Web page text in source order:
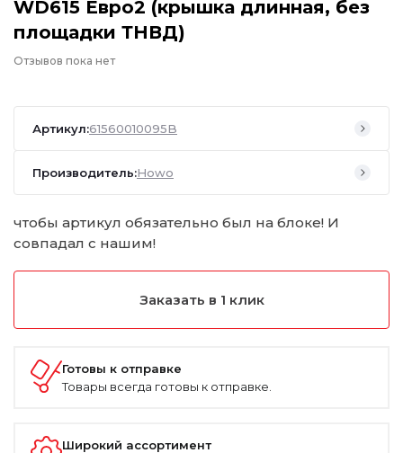
WD615 Евро2 (крышка длинная, без
площадки ТНВД)
Отзывов пока нет
Артикул:61560010095B
Производитель:Howo
чтобы артикул обязательно был на блоке! И
совпадал с нашим!
Заказать в 1 клик
Готовы к отправке
Товары всегда готовы к отправке.
Широкий ассортимент